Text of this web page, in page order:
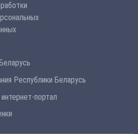
Республики Беларусь
портал